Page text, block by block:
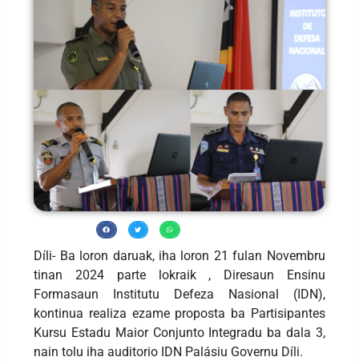
Díli- Ba loron daruak, iha loron 21 fulan Novembru
tinan 2024 parte lokraik , Diresaun Ensinu
Formasaun Institutu Defeza Nasional (IDN),
kontinua realiza ezame proposta ba Partisipantes
Kursu Estadu Maior Conjunto Integradu ba dala 3,
nain tolu iha auditorio IDN Palásiu Governu Díli.